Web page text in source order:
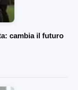
cambia il futuro